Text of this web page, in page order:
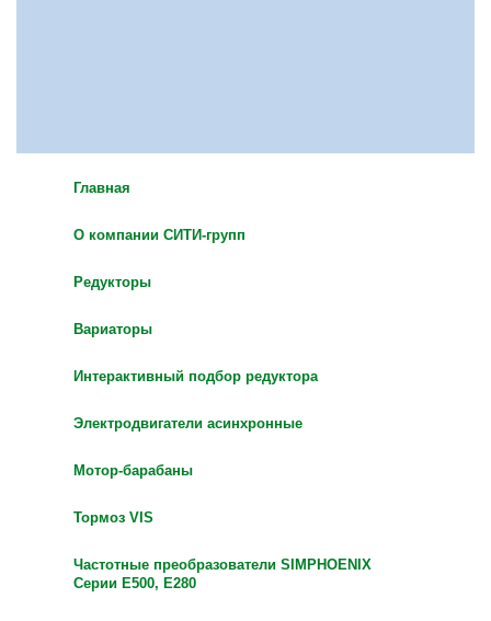
Главная
О компании СИТИ-групп
Редукторы
Вариаторы
Интерактивный подбор редуктора
Электродвигатели асинхронные
Мотор-барабаны
Тормоз VIS
Частотные преобразователи SIMPHOENIX
Серии Е500, Е280